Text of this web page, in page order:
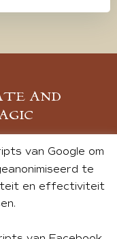
AND
van Google om
te
en effectiviteit